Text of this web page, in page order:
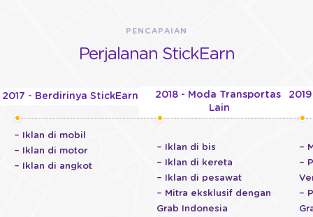
PENCAPAIAN
Perjalanan StickEarn
2017 - Berdirinya StickEarn
– Iklan di mobil
– Iklan di motor
– Iklan di angkot
2018 - Moda Transportasi
Lain
– Iklan di bis
– Iklan di kereta
– Iklan di pesawat
– Mitra eksklusif dengan
Grab Indonesia
–
–
–